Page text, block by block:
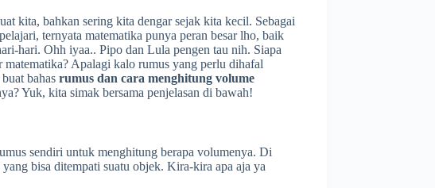
kita, bahkan sering kita dengar sejak kita kecil. Sebagai
ternyata matematika punya peran besar lho, baik
hari. Ohh iyaa.. Pipo dan Lula pengen tau nih. Siapa
matematika? Apalagi kalo rumus yang perlu dihafal
bahas rumus dan cara menghitung volume
Yuk, kita simak bersama penjelasan di bawah!
sendiri untuk menghitung berapa volumenya. Di
bisa ditempati suatu objek. Kira-kira apa aja ya